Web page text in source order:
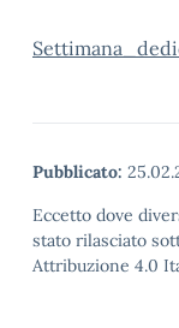
Pubblicato:
Eccetto dove
stato rilasciato
Attribuzione 4.0